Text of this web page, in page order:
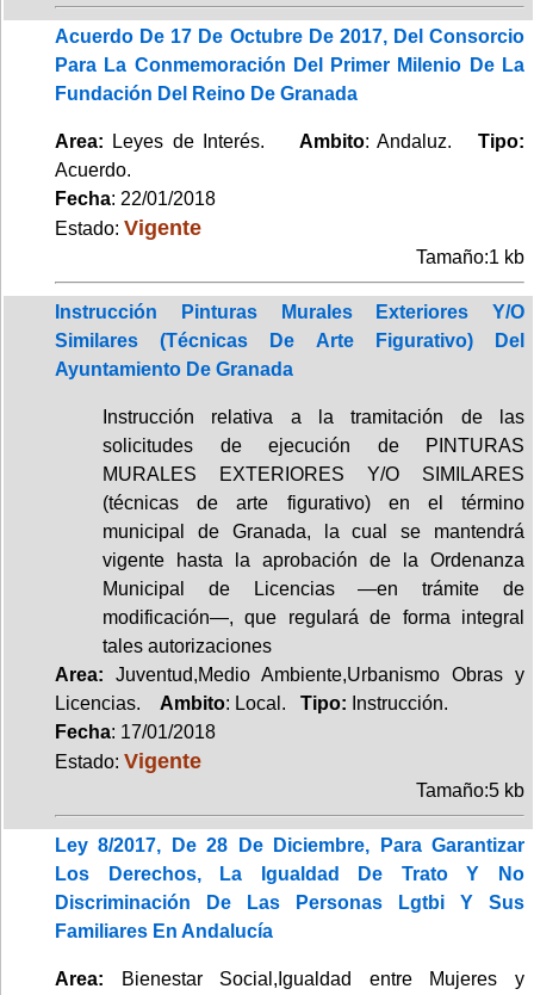
Acuerdo De 17 De Octubre De 2017, Del Consorcio
Para La Conmemoración Del Primer Milenio De La
Fundación Del Reino De Granada
Area: Leyes de Interés. Ambito: Andaluz.Tipo:
Acuerdo.
Fecha: 22/01/2018
Estado: Vigente
Tamaño:1 kb
Instrucción Pinturas Murales Exteriores Y/O
Similares (Técnicas De Arte Figurativo) Del
Ayuntamiento De Granada
Instrucción relativa a la tramitación de las
solicitudes de ejecución de PINTURAS
MURALES EXTERIORES Y/O SIMILARES
(técnicas de arte figurativo) en el término
municipal de Granada, la cual se mantendrá
vigente hasta la aprobación de la Ordenanza
Municipal de Licencias —en trámite de
modificación—, que regulará de forma integral
tales autorizaciones
Area: Juventud,Medio Ambiente,Urbanismo Obras y
Licencias. Ambito: Local. Tipo: Instrucción.
Fecha: 17/01/2018
Estado: Vigente
Tamaño:5 kb
Ley 8/2017, De 28 De Diciembre, Para Garantizar
Los Derechos, La Igualdad De Trato Y No
Discriminación De Las Personas Lgtbi Y Sus
Familiares En Andalucía
Area: Bienestar Social,Igualdad entre Mujeres y